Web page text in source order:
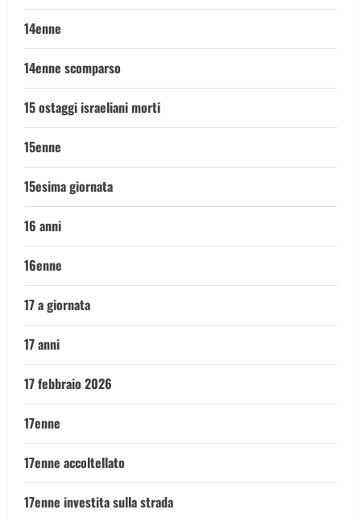
14enne
14enne scomparso
15 ostaggi israeliani morti
15enne
15esima giornata
16 anni
16enne
17 a giornata
17 anni
17 febbraio 2026
17enne
17enne accoltellato
17enne investita sulla strada